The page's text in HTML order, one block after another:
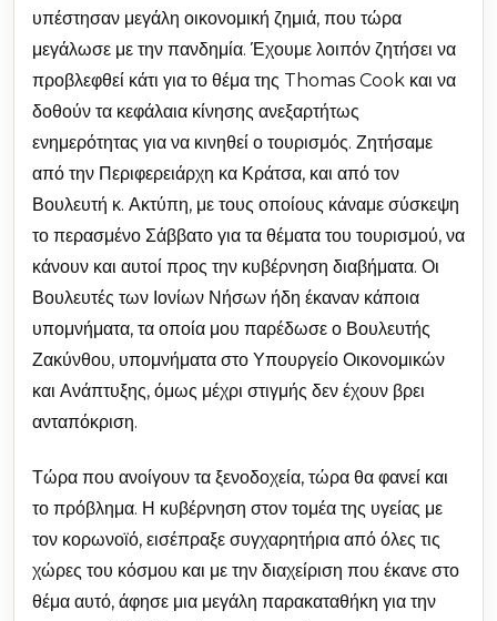
υπέστησαν μεγάλη οικονομική ζημιά, που τώρα
μεγάλωσε με την πανδημία. Έχουμε λοιπόν ζητήσει να
προβλεφθεί κάτι για το θέμα της Thomas Cook και να
δοθούν τα κεφάλαια κίνησης ανεξαρτήτως
ενημερότητας για να κινηθεί ο τουρισμός. Ζητήσαμε
από την Περιφερειάρχη κα Κράτσα, και από τον
Βουλευτή κ. Ακτύπη, με τους οποίους κάναμε σύσκεψη
το περασμένο Σάββατο για τα θέματα του τουρισμού, να
κάνουν και αυτοί προς την κυβέρνηση διαβήματα. Οι
Βουλευτές των Ιονίων Νήσων ήδη έκαναν κάποια
υπομνήματα, τα οποία μου παρέδωσε ο Βουλευτής
Ζακύνθου, υπομνήματα στο Υπουργείο Οικονομικών
και Ανάπτυξης, όμως μέχρι στιγμής δεν έχουν βρει
ανταπόκριση.
Τώρα που ανοίγουν τα ξενοδοχεία, τώρα θα φανεί και
το πρόβλημα. Η κυβέρνηση στον τομέα της υγείας με
τον κορωνοϊό, εισέπραξε συγχαρητήρια από όλες τις
χώρες του κόσμου και με την διαχείριση που έκανε στο
θέμα αυτό, άφησε μια μεγάλη παρακαταθήκη για την